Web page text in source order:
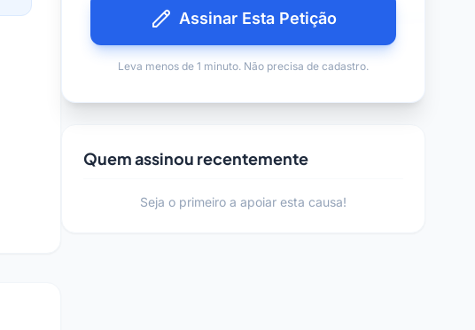
Assinar Esta Petição
Leva menos de 1 minuto. Não precisa de cadastro.
Quem assinou recentemente
Seja o primeiro a apoiar esta causa!